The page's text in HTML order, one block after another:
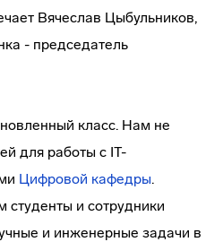
Вячеслав Цыбульников,
- председатель
класс. Нам не
для работы с IT-
Цифровой кафедры.
и сотрудники
и инженерные задачи в